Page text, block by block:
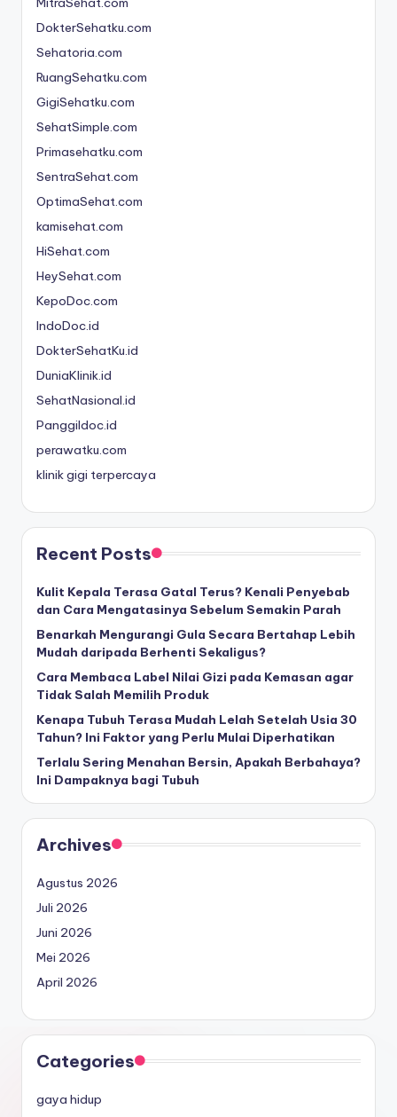
DokterSehatku.com
Sehatoria.com
RuangSehatku.com
GigiSehatku.com
SehatSimple.com
Primasehatku.com
SentraSehat.com
OptimaSehat.com
kamisehat.com
HiSehat.com
HeySehat.com
KepoDoc.com
IndoDoc.id
DokterSehatKu.id
DuniaKlinik.id
SehatNasional.id
Panggildoc.id
perawatku.com
klinik gigi terpercaya
Recent Posts
Kulit Kepala Terasa Gatal Terus? Kenali Penyebab
dan Cara Mengatasinya Sebelum Semakin Parah
Benarkah Mengurangi Gula Secara Bertahap Lebih
Mudah daripada Berhenti Sekaligus?
Cara Membaca Label Nilai Gizi pada Kemasan agar
Tidak Salah Memilih Produk
Kenapa Tubuh Terasa Mudah Lelah Setelah Usia 30
Tahun? Ini Faktor yang Perlu Mulai Diperhatikan
Terlalu Sering Menahan Bersin, Apakah Berbahaya?
Ini Dampaknya bagi Tubuh
Archives
Agustus 2026
Juli 2026
Juni 2026
Mei 2026
April 2026
Categories
gaya hidup